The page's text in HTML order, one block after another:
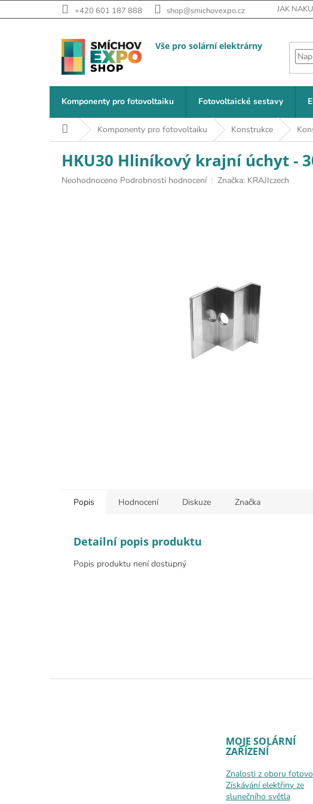
+420 601 187 888 shop@smichovexpo.cz JAK
Komponenty pro fotovoltaiku Fotovoltaické sestavy
Domů Komponenty pro fotovoltaiku Konstrukce
HKU30 Hliníkový krajní úchyt -
Průměrné hodnocení produktu je 0,0 z 5 hvězdiček.
Neohodnoceno Podrobnosti hodnocení Značka: KRAJIczech
Popis Hodnocení Diskuze Značka
Detailní popis produktu
Popis produktu není dostupný
MOJE SOLÁRNÍ
ZAŘÍZENÍ
Znalosti z oboru
Získávání elektřiny ze
slunečního světla